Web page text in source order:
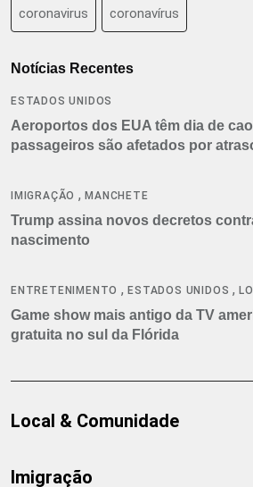
coronavirus coronavírus
Notícias Recentes
ESTADOS UNIDOS
Aeroportos dos EUA têm dia de
passageiros são afetados por
IMIGRAÇÃO ,MANCHETE
Trump assina novos decretos
nascimento
ENTRETENIMENTO ,ESTADOS UNIDOS ,
Game show mais antigo da TV
gratuita no sul da Flórida
Local & Comunidade
Imigração